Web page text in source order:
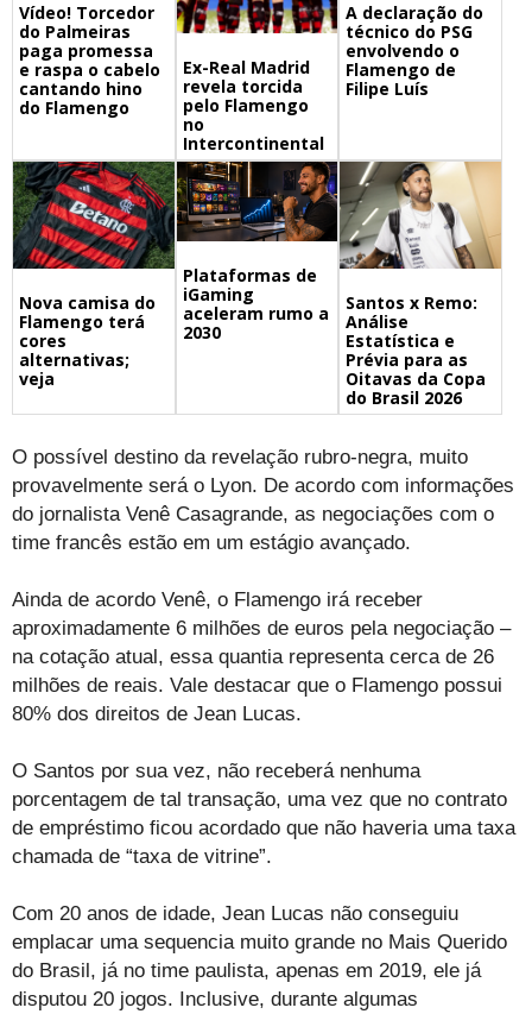
Vídeo! Torcedor
do Palmeiras
paga promessa
e raspa o cabelo
cantando hino
do Flamengo
Ex-Real Madrid
revela torcida
pelo Flamengo
no
Intercontinental
A declaração do
técnico do PSG
envolvendo o
Flamengo de
Filipe Luís
Nova camisa do
Flamengo terá
cores
alternativas;
veja
Plataformas de
iGaming
aceleram rumo a
2030
Santos x Remo:
Análise
Estatística e
Prévia para as
Oitavas da Copa
do Brasil 2026
O possível destino da revelação rubro-negra, muito
provavelmente será o Lyon. De acordo com informações
do jornalista Venê Casagrande, as negociações com o
time francês estão em um estágio avançado.
Ainda de acordo Venê, o Flamengo irá receber
aproximadamente 6 milhões de euros pela negociação –
na cotação atual, essa quantia representa cerca de 26
milhões de reais. Vale destacar que o Flamengo possui
80% dos direitos de Jean Lucas.
O Santos por sua vez, não receberá nenhuma
porcentagem de tal transação, uma vez que no contrato
de empréstimo ficou acordado que não haveria uma taxa
chamada de “taxa de vitrine”.
Com 20 anos de idade, Jean Lucas não conseguiu
emplacar uma sequencia muito grande no Mais Querido
do Brasil, já no time paulista, apenas em 2019, ele já
disputou 20 jogos. Inclusive, durante algumas